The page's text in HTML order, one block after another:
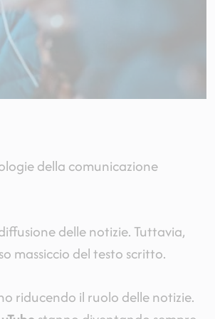
della comunicazione
delle notizie. Tuttavia,
massiccio del testo scritto.
riducendo il ruolo delle notizie.